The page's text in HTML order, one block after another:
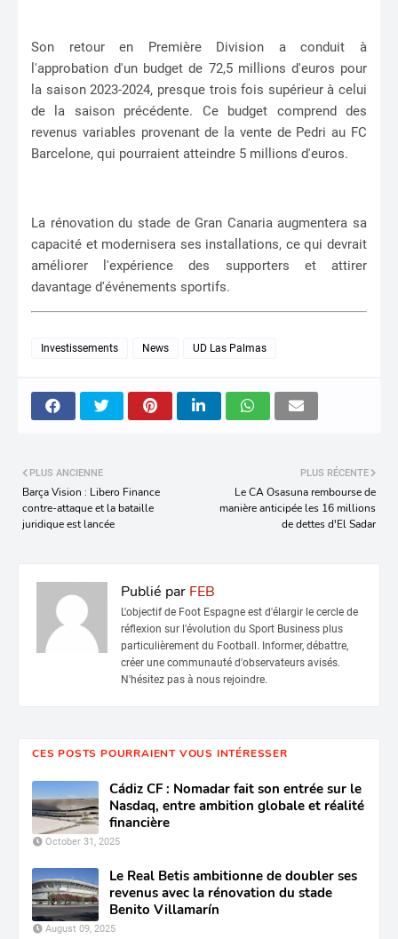
Son retour en Première Division a conduit à
l'approbation d'un budget de 72,5 millions d'euros pour
la saison 2023-2024, presque trois fois supérieur à celui
de la saison précédente. Ce budget comprend des
revenus variables provenant de la vente de Pedri au FC
Barcelone, qui pourraient atteindre 5 millions d'euros.
La rénovation du stade de Gran Canaria augmentera sa
capacité et modernisera ses installations, ce qui devrait
améliorer l'expérience des supporters et attirer
davantage d'événements sportifs.
Investissements News UD Las Palmas
PLUS RÉCENTE
Le CA Osasuna rembourse de
manière anticipée les 16 millions
de dettes d'El Sadar
PLUS ANCIENNE
Barça Vision : Libero Finance
contre-attaque et la bataille
juridique est lancée
Publié par FEB
L'objectif de Foot Espagne est d'élargir le cercle de
réflexion sur l'évolution du Sport Business plus
particulièrement du Football. Informer, débattre,
créer une communauté d'observateurs avisés.
N'hésitez pas à nous rejoindre.
CES POSTS POURRAIENT VOUS INTÉRESSER
Cádiz CF : Nomadar fait son entrée sur le
Nasdaq, entre ambition globale et réalité
financière
October 31, 2025
Le Real Betis ambitionne de doubler ses
revenus avec la rénovation du stade
Benito Villamarín
August 09, 2025